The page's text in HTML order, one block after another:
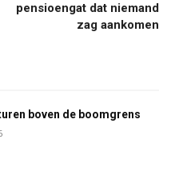
pensioengat dat niemand
zag aankomen
boven de boomgrens